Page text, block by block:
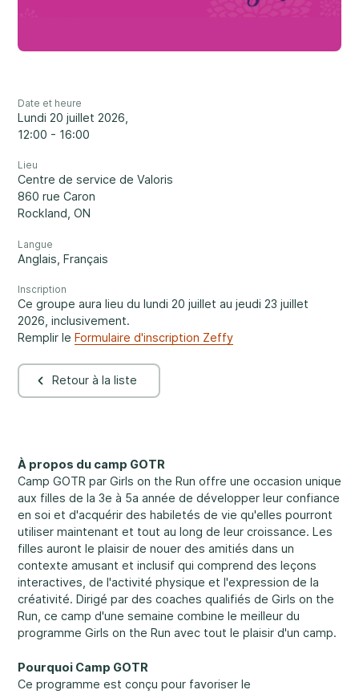
Passez nous voir.
Nos bureaux sont ouverts du lundi au vendredi
de 8 h 30 à 16 h.
Embrun
8, rue Valoris, Embrun
Hawkesbury
411, rue Stanley, Hawkesbury
Important :Si vos préoccupations sont à l’égard de la
au 1-800-675-6168. Votre appel peut demeurer anonyme.
Nous serons alors en mesure de vous assister rapidement
immédiatement.
Développement et défis
Diversité et inclusivité
Participation communautaire
Nos services
Date et heure
lundi 20 juillet 2026,
12:00 - 16:00
Lieu
Centre de service de Valoris
860 rue Caron
Rockland, ON
Langue
Anglais Français
Inscription
Ce groupe aura lieu du lundi 20 juillet au jeudi 23 juillet
2026, inclusivement.
Remplir le Formulaire d'inscription Zeffy
Retour à la liste
À propos du camp GOTR
Camp GOTR par Girls on the Run offre une occasion unique
aux filles de la 3e à 5a année de développer leur confiance
en soi et d'acquérir des habiletés de vie qu'elles pourront
utiliser maintenant et tout au long de leur croissance. Les
filles auront le plaisir de nouer des amitiés dans un
contexte amusant et inclusif qui comprend des leçons
interactives, de l'activité physique et l'expression de la
créativité. Dirigé par des coaches qualifiés de Girls on the
Run, ce camp d'une semaine combine le meilleur du
programme Girls on the Run avec tout le plaisir d'un camp.
Pourquoi Camp GOTR
Ce programme est conçu pour favoriser le